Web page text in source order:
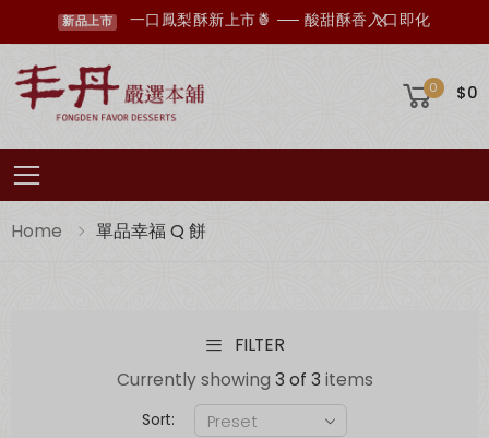
新品上市 一口鳳梨酥新上市🍍 ── 酸甜酥香入口即化
丰丹LINE會員招募中，您想知道的資訊這裡都有✨
0 $0
Toggle mobile menu
Home 單品幸福 Q 餅
FILTER
Currently showing 3 of 3 items
Sort: